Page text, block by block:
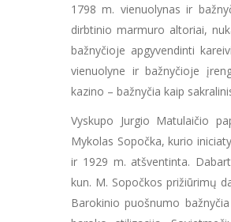
1798 m. vienuolynas ir
dirbtinio marmuro altoriai,
bažnyčioje apgyvendinti
vienuolyne ir bažnyčioje
kazino – bažnyčia kaip
Vyskupo Jurgio Matulaičio
Mykolas Sopočka, kurio
ir 1929 m. atšventinta.
kun. M. Sopočkos prižiūrimų
Barokinio puošnumo